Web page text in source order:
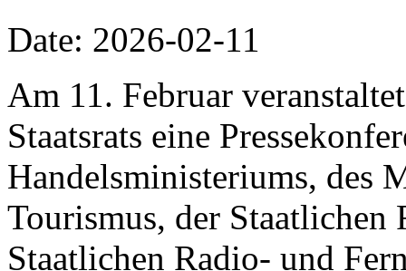
Date: 2026-02-11
Am 11. Februar
Staatsrats eine
Handelsministeriums, des
Tourismus, der Staatlichen
Staatlichen Radio- und